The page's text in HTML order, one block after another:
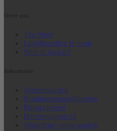
The Story
Longboarding Hawaii
Who is Jucker?
Verzendkosten
Betalingsmogelijkheden
Privacybeleid
Herroepingsrecht
Algemene voorwaarden